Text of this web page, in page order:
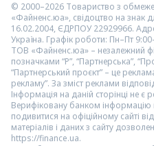
© 2000–2026 Товариство з
«Файненс.юа», свідоцтво на знак
16.02.2004, ЄДРПОУ 22929966.
Україна. Графік роботи: Пн–Пт
ТОВ «Файненс.юа» – незалежний
позначками “Р”, “Партнерська”,
“Партнерський проєкт” – це
рекламу”. За зміст реклами
Інформація на даній сторінці не є
Верифіковану банком
подивитися на офіційному сайті
матеріалів і даних з сайту
https://finance.ua.